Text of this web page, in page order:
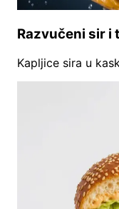
Razvučeni sir i
Kapljice sira u